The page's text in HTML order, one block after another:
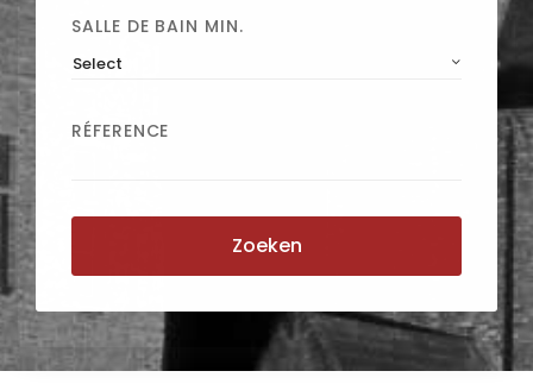
SALLE DE BAIN MIN.
Select
RÉFERENCE
Zoeken